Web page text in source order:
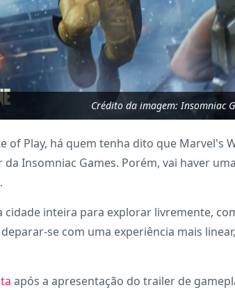
Crédito da imagem: Insomniac
of Play, há quem tenha dito que Marvel's
Insomniac Games. Porém, vai haver
cidade inteira para explorar livremente,
se com uma experiência mais
após a apresentação do trailer de